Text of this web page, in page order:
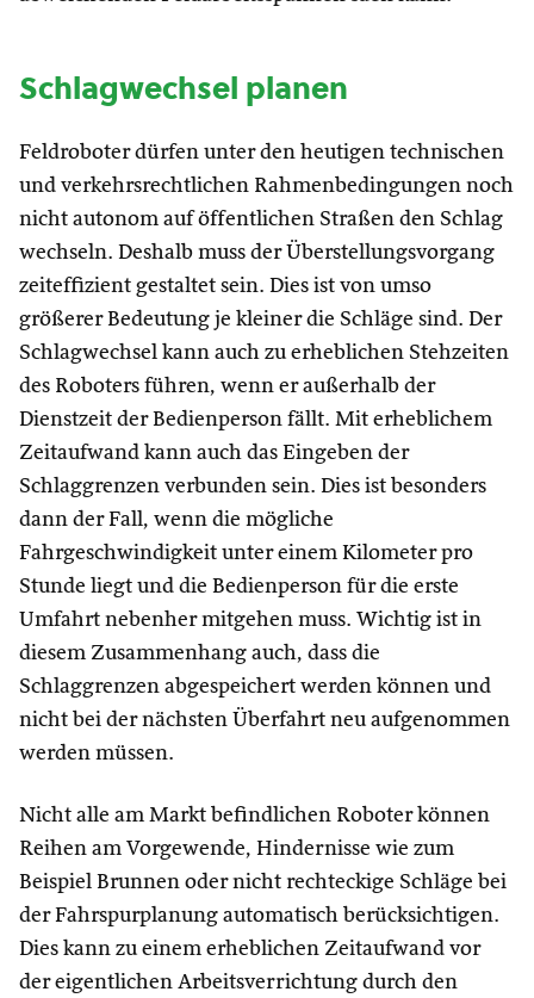
Schlagwechsel planen
Feldroboter dürfen unter den heutigen technischen
und verkehrsrechtlichen Rahmenbedingungen noch
nicht autonom auf öffentlichen Straßen den Schlag
wechseln. Deshalb muss der Überstellungsvorgang
zeiteffizient gestaltet sein. Dies ist von umso
größerer Bedeutung je kleiner die Schläge sind. Der
Schlagwechsel kann auch zu erheblichen Stehzeiten
des Roboters führen, wenn er außerhalb der
Dienstzeit der Bedienperson fällt. Mit erheblichem
Zeitaufwand kann auch das Eingeben der
Schlaggrenzen verbunden sein. Dies ist besonders
dann der Fall, wenn die mögliche
Fahrgeschwindigkeit unter einem Kilometer pro
Stunde liegt und die Bedienperson für die erste
Umfahrt nebenher mitgehen muss. Wichtig ist in
diesem Zusammenhang auch, dass die
Schlaggrenzen abgespeichert werden können und
nicht bei der nächsten Überfahrt neu aufgenommen
werden müssen.
Nicht alle am Markt befindlichen Roboter können
Reihen am Vorgewende, Hindernisse wie zum
Beispiel Brunnen oder nicht rechteckige Schläge bei
der Fahrspurplanung automatisch berücksichtigen.
Dies kann zu einem erheblichen Zeitaufwand vor
der eigentlichen Arbeitsverrichtung durch den